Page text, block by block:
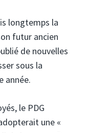
longtemps la
futur ancien
de nouvelles
sous la
année.
le PDG
une «